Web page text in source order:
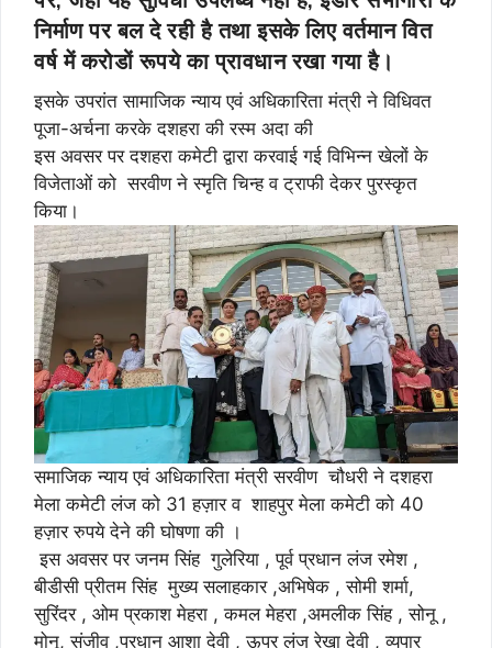
निर्माण पर बल दे रही है तथा इसके लिए वर्तमान वित
वर्ष में करोडों रूपये का प्रावधान रखा गया है।
इसके उपरांत सामाजिक न्याय एवं अधिकारिता मंत्री ने विधिवत
पूजा-अर्चना करके दशहरा की रस्म अदा की
इस अवसर पर दशहरा कमेटी द्वारा करवाई गई विभिन्न खेलों के
विजेताओं को सरवीण ने स्मृति चिन्ह व ट्राफी देकर पुरस्कृत
किया।
समाजिक न्याय एवं अधिकारिता मंत्री सरवीण चौधरी ने दशहरा
मेला कमेटी लंज को 31 हज़ार व शाहपुर मेला कमेटी को 40
हज़ार रुपये देने की घोषणा की ।
इस अवसर पर जनम सिंह गुलेरिया , पूर्व प्रधान लंज रमेश ,
बीडीसी प्रीतम सिंह मुख्य सलाहकार ,अभिषेक , सोमी शर्मा,
सुरिंदर , ओम प्रकाश मेहरा , कमल मेहरा ,अमलीक सिंह , सोनू ,
मोनू, संजीव ,प्रधान आशा देवी , ऊपर लंज रेखा देवी , व्यपार